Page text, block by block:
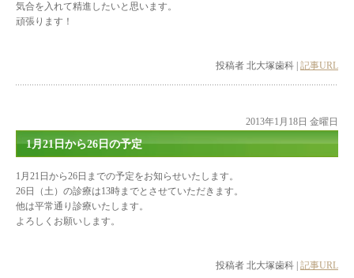
気合を入れて精進したいと思います。
頑張ります！
投稿者 北大塚歯科 | 記事URL
2013年1月18日 金曜日
1月21日から26日の予定
1月21日から26日までの予定をお知らせいたします。
26日（土）の診療は13時までとさせていただきます。
他は平常通り診療いたします。
よろしくお願いします。
投稿者 北大塚歯科 | 記事URL